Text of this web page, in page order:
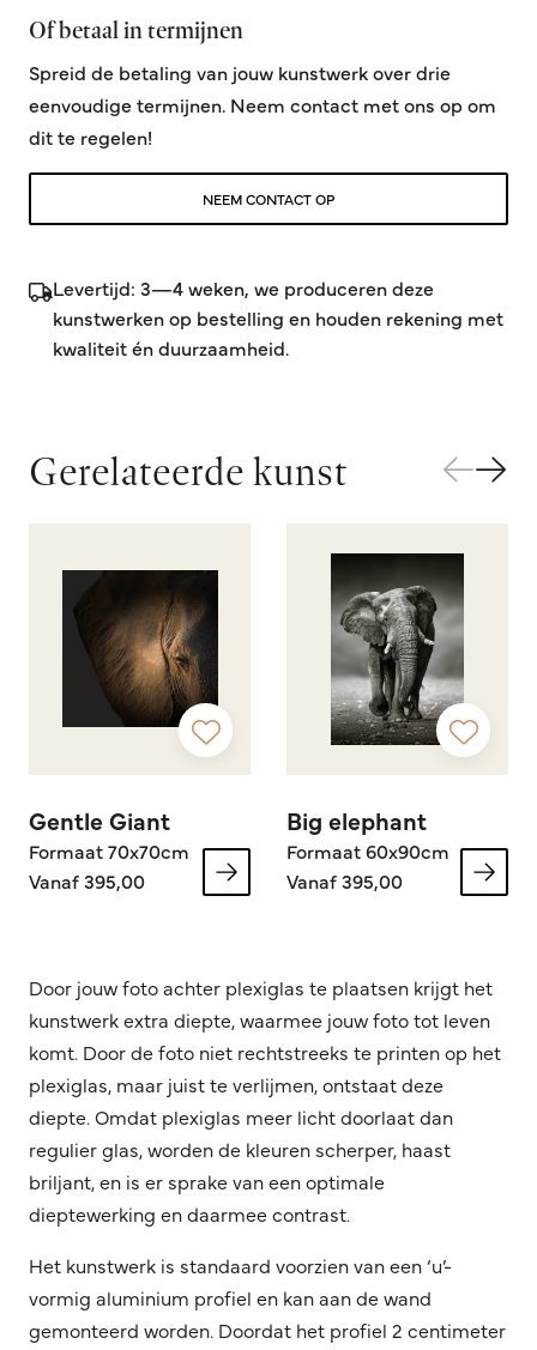
Of betaal in termijnen
Spreid de betaling van jouw kunstwerk over drie
eenvoudige termijnen. Neem contact met ons op om
dit te regelen!
NEEM CONTACT OP
Levertijd: 3—4 weken, we produceren deze
kunstwerken op bestelling en houden rekening met
kwaliteit én duurzaamheid.
Gerelateerde kunst
Gentle Giant
Formaat 70x70cm
Vanaf 395,00
Big elephant
Formaat 60x90cm
Vanaf 395,00
Door jouw foto achter plexiglas te plaatsen krijgt het
kunstwerk extra diepte, waarmee jouw foto tot leven
komt. Door de foto niet rechtstreeks te printen op het
plexiglas, maar juist te verlijmen, ontstaat deze
diepte. Omdat plexiglas meer licht doorlaat dan
regulier glas, worden de kleuren scherper, haast
briljant, en is er sprake van een optimale
dieptewerking en daarmee contrast.
Het kunstwerk is standaard voorzien van een ‘u’-
vormig aluminium profiel en kan aan de wand
gemonteerd worden. Doordat het profiel 2 centimeter